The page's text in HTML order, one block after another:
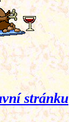
stránku